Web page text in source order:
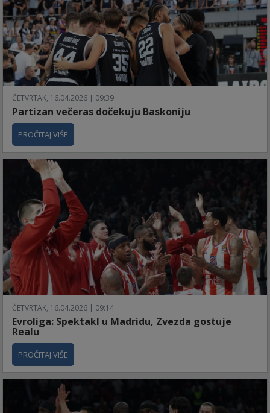
ČETVRTAK, 16.04.2026 | 09:39
Partizan večeras dočekuju Baskoniju
PROČITAJ VIŠE
ČETVRTAK, 16.04.2026 | 09:14
Evroliga: Spektakl u Madridu, Zvezda gostuje
Realu
PROČITAJ VIŠE